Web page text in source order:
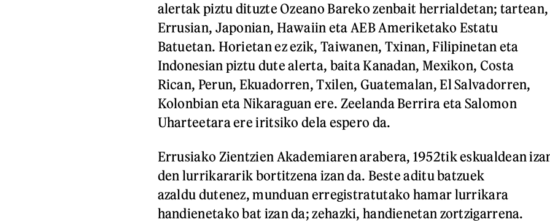
alertak piztu dituzte Ozeano Bareko zenbait herrialdetan; tartean,
Errusian, Japonian, Hawaiin eta AEB Ameriketako Estatu
Batuetan. Horietan ez ezik, Taiwanen, Txinan, Filipinetan eta
Indonesian piztu dute alerta, baita Kanadan, Mexikon, Costa
Rican, Perun, Ekuadorren, Txilen, Guatemalan, El Salvadorren,
Kolonbian eta Nikaraguan ere. Zeelanda Berrira eta Salomon
Uharteetara ere iritsiko dela espero da.
Errusiako Zientzien Akademiaren arabera, 1952tik eskualdean
den lurrikararik bortitzena izan da. Beste aditu batzuek
azaldu dutenez, munduan erregistratutako hamar lurrikara
handienetako bat izan da; zehazki, handienetan zortzigarrena.